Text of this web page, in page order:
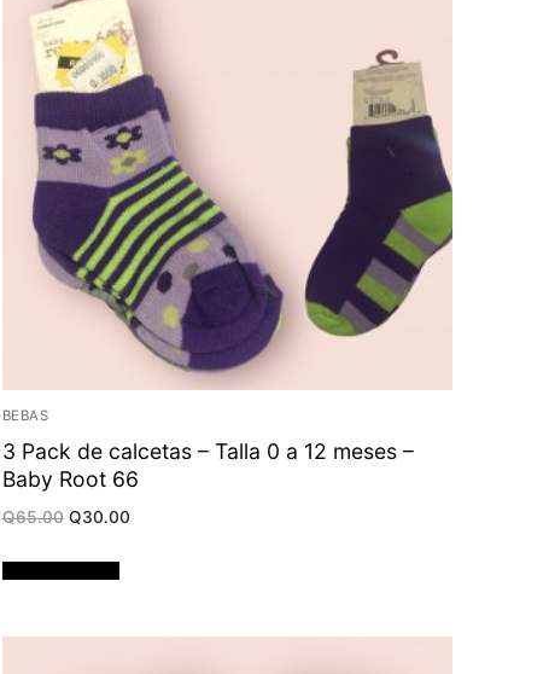
BEBAS
3 Pack de calcetas – Talla 0 a 12 meses –
Baby Root 66
Q65.00 Original
Q65.00.
Q30.00Current